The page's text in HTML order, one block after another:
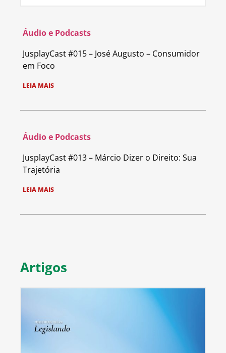
Áudio e Podcasts
JusplayCast #015 – José Augusto – Consumidor
em Foco
LEIA MAIS
Áudio e Podcasts
JusplayCast #013 – Márcio Dizer o Direito: Sua
Trajetória
LEIA MAIS
Artigos